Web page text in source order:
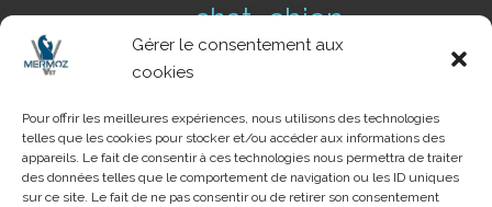
Gérer le consentement aux
cookies
Pour offrir les meilleures expériences, nous utilisons des technologies
telles que les cookies pour stocker et/ou accéder aux informations des
appareils. Le fait de consentir à ces technologies nous permettra de traiter
des données telles que le comportement de navigation ou les ID uniques
sur ce site. Le fait de ne pas consentir ou de retirer son consentement
chat chien
Conseil NAC
conseils de
prévention
danger
NAC parasite pathologie
urgence urgences voyage